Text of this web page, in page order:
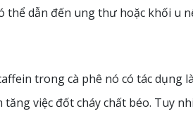
dẫn đến ung thư hoặc khối u
trong cà phê nó có tác dụng
việc đốt cháy chất béo. Tuy